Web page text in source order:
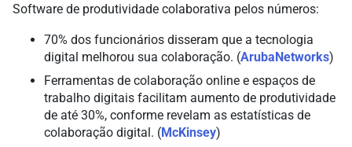
Software de produtividade colaborativa pelos números:
70% dos funcionários disseram que a tecnologia
digital melhorou sua colaboração. (ArubaNetworks)
Ferramentas de colaboração online e espaços de
trabalho digitais facilitam aumento de produtividade
de até 30%, conforme revelam as estatísticas de
colaboração digital. (McKinsey)